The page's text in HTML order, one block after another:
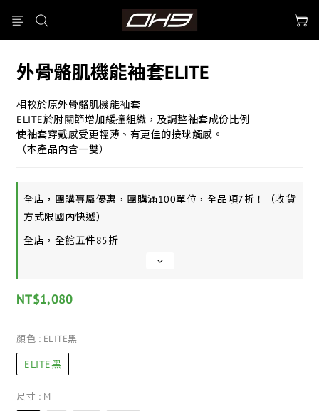
外骨骼肌機能袖套ELITE
相較於原外骨骼肌機能袖套
ELITE於肘關節增加緩撞組織，及調整袖套成份比例
使袖套穿戴感受更輕薄、有更佳的接球觸感。
（本產品內含一雙）
全店，團購專屬優惠，團購滿100單位，全品項7折！（收貨
方式限國內快遞）
全店，全館五件85折
NT$1,080
顏色 : ELITE黑
ELITE黑
尺寸 : M